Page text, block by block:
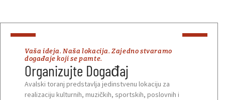
Vaša ideja. Naša lokacija. Zajedno stvaramo
događaje koji se pamte.
Organizujte Događaj
Avalski toranj predstavlja jedinstvenu lokaciju za
realizaciju kulturnih, muzičkih, sportskih, poslovnih i